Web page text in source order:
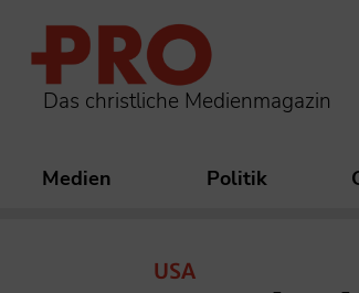
Das christliche Medienmagazin
Medien Politik
USA